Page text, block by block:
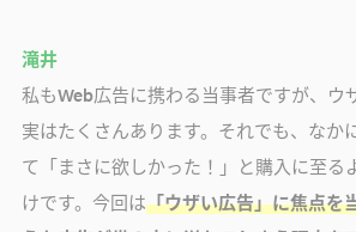
滝井
私もWeb広告に携わる当事者ですが、ウ
実はたくさんあります。それでも、なか
て「まさに欲しかった！」と購入に至る
けです。今回は「ウザい広告」に焦点を